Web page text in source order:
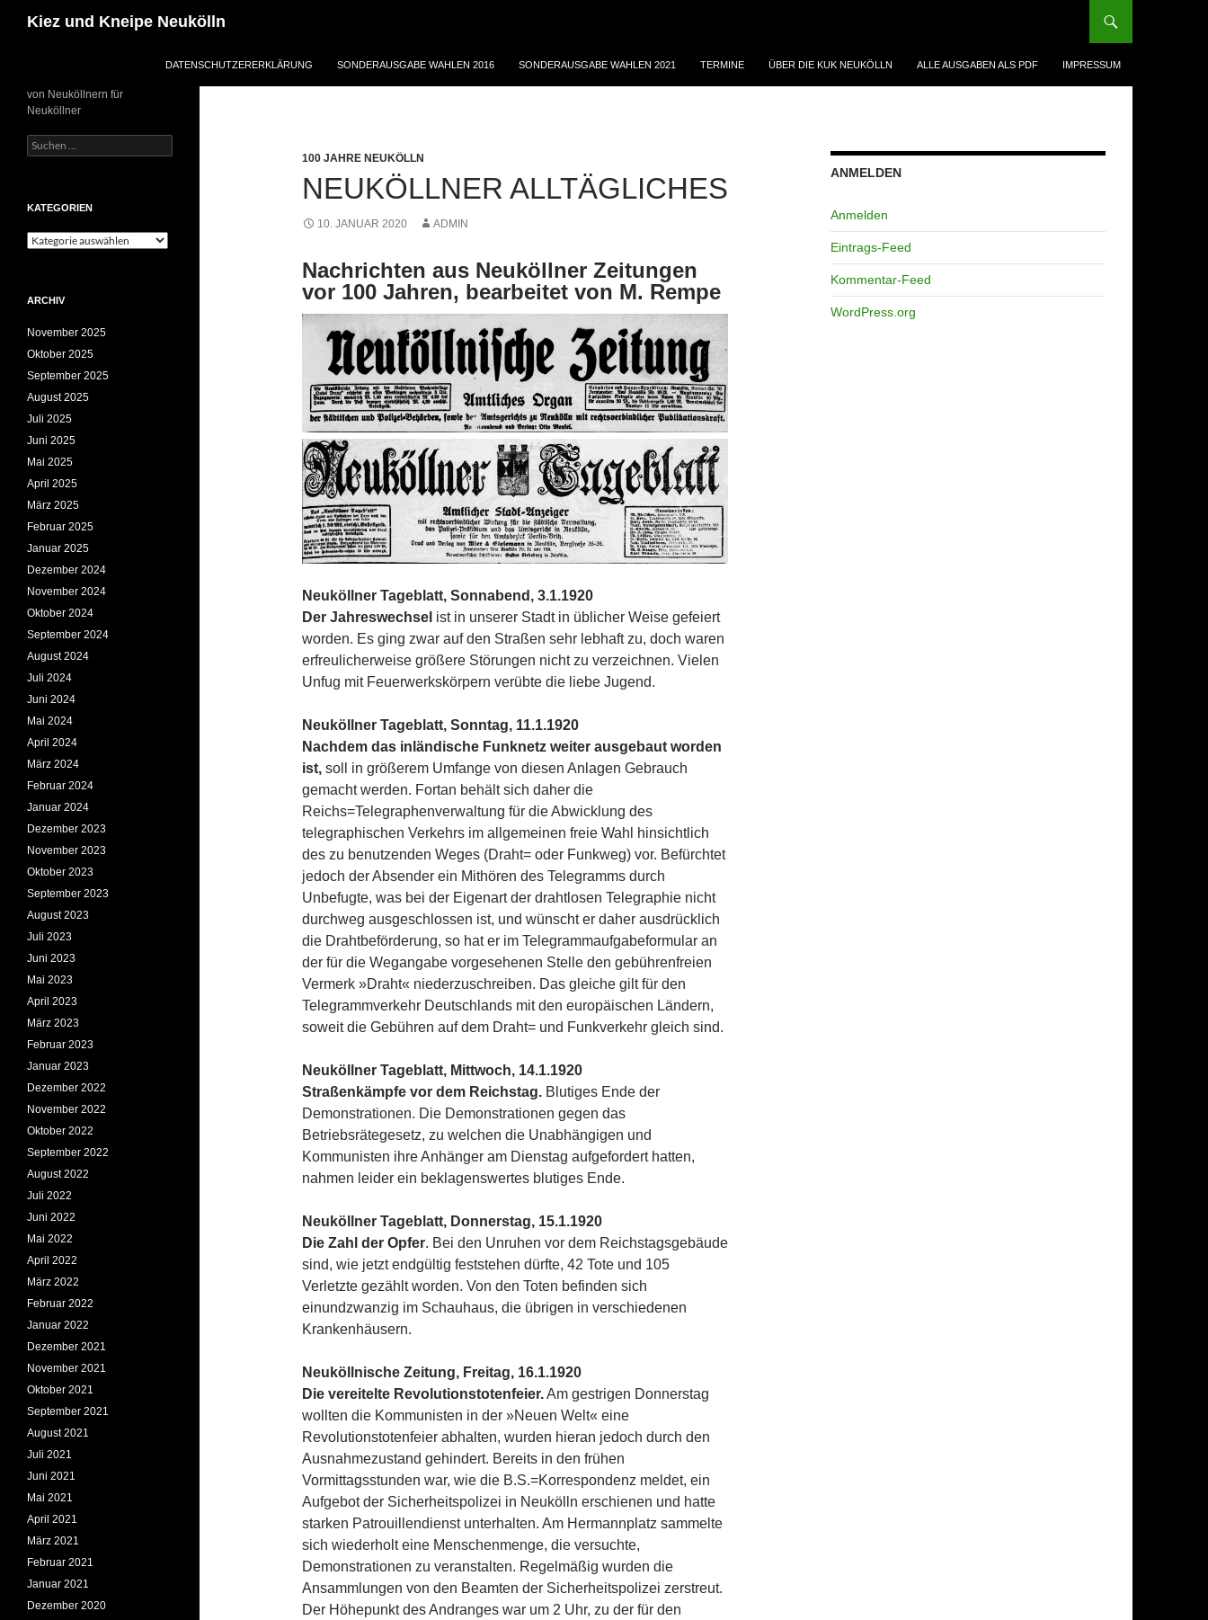
Inhalt
Kiez und Kneipe Neukölln
DATENSCHUTZERERKLÄRUNG SONDERAUSGABE WAHLEN 2016 SONDERAUSGABE WAHLEN 2021 TERMINE ÜBER DIE KUK NEUKÖLLN ALLE AUSGABEN ALS PDF IMPRESSUM
100 JAHRE NEUKÖLLN
NEUKÖLLNER ALLTÄGLICHES
10. JANUAR 2020 ADMIN
Nachrichten aus Neuköllner Zeitungen
vor 100 Jahren, bearbeitet von M. Rempe
Neuköllner Tageblatt, Sonnabend, 3.1.1920
Der Jahreswechsel ist in unserer Stadt in üblicher Weise gefeiert
worden. Es ging zwar auf den Straßen sehr lebhaft zu, doch waren
erfreulicherweise größere Störungen nicht zu verzeichnen. Vielen
Unfug mit Feuerwerkskörpern verübte die liebe Jugend.
Neuköllner Tageblatt, Sonntag, 11.1.1920
Nachdem das inländische Funknetz weiter ausgebaut worden
ist, soll in größerem Umfange von diesen Anlagen Gebrauch
gemacht werden. Fortan behält sich daher die
Reichs=Telegraphenverwaltung für die Abwicklung des
telegraphischen Verkehrs im allgemeinen freie Wahl hinsichtlich
des zu benutzenden Weges (Draht= oder Funkweg) vor. Befürchtet
jedoch der Absender ein Mithören des Telegramms durch
Unbefugte, was bei der Eigenart der drahtlosen Telegraphie nicht
durchweg ausgeschlossen ist, und wünscht er daher ausdrücklich
die Drahtbeförderung, so hat er im Telegramm­aufgabeformular an
der für die Weg­angabe vorgesehenen Stelle den gebührenfreien
Vermerk »Draht« niederzuschreiben. Das gleiche gilt für den
Telegrammverkehr Deutschlands mit den europäischen Ländern,
soweit die Gebühren auf dem Draht= und Funkverkehr gleich sind.
Neuköllner Tageblatt, Mittwoch, 14.1.1920
Straßenkämpfe vor dem Reichstag. Blutiges Ende der
Demonstrationen. Die Demonstrationen gegen das
Betriebsrätegesetz, zu welchen die Unabhängigen und
Kommunisten ihre Anhänger am Dienstag aufgefordert hatten,
nahmen leider ein beklagenswertes blutiges Ende.
Neuköllner Tageblatt, Donnerstag, 15.1.1920
Die Zahl der Opfer. Bei den Unruhen vor dem Reichstagsgebäude
sind, wie jetzt endgültig feststehen dürfte, 42 Tote und 105
Verletzte gezählt worden. Von den Toten befinden sich
einundzwanzig im Schauhaus, die übrigen in verschiedenen
Krankenhäusern.
Neuköllnische Zeitung, Freitag, 16.1.1920
Die vereitelte Revolutionstotenfeier.Am gestrigen Donnerstag
wollten die Kommunisten in der »Neuen Welt« eine
Revolutionstotenfeier abhalten, wurden hieran jedoch durch den
Ausnahmezustand gehindert. Bereits in den frühen
Vormittagsstunden war, wie die B.S.=Korrespondenz meldet, ein
Aufgebot der Sicherheitspolizei in Neukölln erschienen und hatte
starken Patrouillendienst unterhalten. Am Hermannplatz sammelte
sich wiederholt eine Menschenmenge, die versuchte,
Demonstrationen zu veranstalten. Regelmäßig wurden die
Ansammlungen von den Beamten der Sicherheitspolizei zerstreut.
Der Höhepunkt des Andranges war um 2 Uhr, zu der für den
ANMELDEN
Anmelden
Eintrags-Feed
Kommentar-Feed
WordPress.org
von Neuköllnern für
Neuköllner
Suchen
nach:
KATEGORIEN
Kategorien
ARCHIV
November 2025
Oktober 2025
September 2025
August 2025
Juli 2025
Juni 2025
Mai 2025
April 2025
März 2025
Februar 2025
Januar 2025
Dezember 2024
November 2024
Oktober 2024
September 2024
August 2024
Juli 2024
Juni 2024
Mai 2024
April 2024
März 2024
Februar 2024
Januar 2024
Dezember 2023
November 2023
Oktober 2023
September 2023
August 2023
Juli 2023
Juni 2023
Mai 2023
April 2023
März 2023
Februar 2023
Januar 2023
Dezember 2022
November 2022
Oktober 2022
September 2022
August 2022
Juli 2022
Juni 2022
Mai 2022
April 2022
März 2022
Februar 2022
Januar 2022
Dezember 2021
November 2021
Oktober 2021
September 2021
August 2021
Juli 2021
Juni 2021
Mai 2021
April 2021
März 2021
Februar 2021
Januar 2021
Dezember 2020